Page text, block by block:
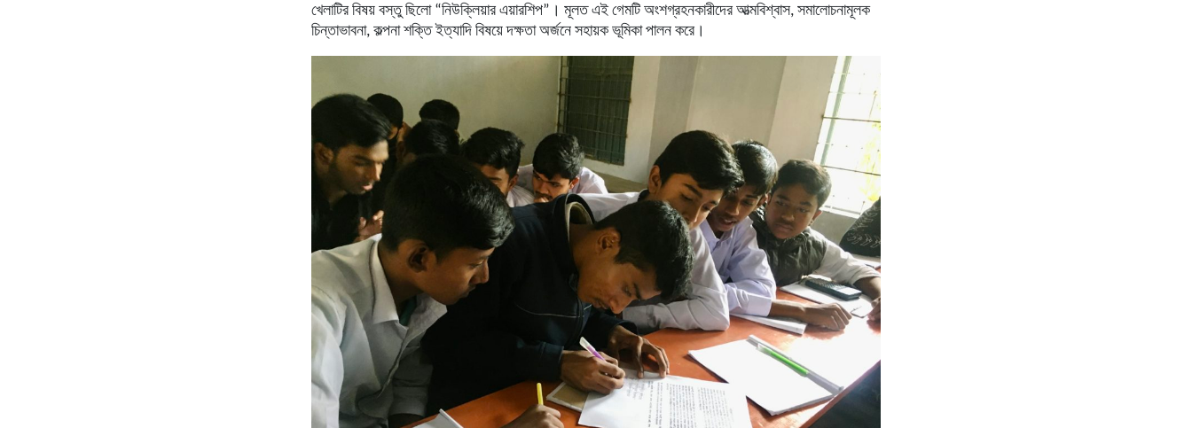
খেলাটির বিষয় বস্তু ছিলো“নিউক্লিয়ার এয়ারশিপ” । মূলত এই গেমটি অংশগ্রহনকারীদের আত্মবিশ্বাস, সমালোচনামূলক
চিন্তাভাবনা, কল্পনা শক্তি ইত্যাদি বিষয়েদক্ষতা অর্জনে সহায়ক ভূমিকা পালন করে।